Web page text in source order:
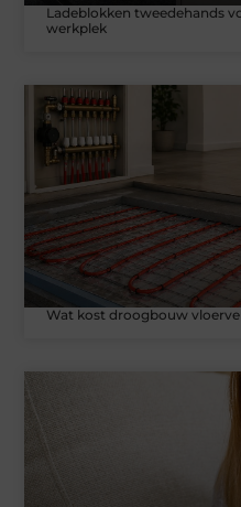
Ladeblokken tweedehands
werkplek
Wat kost droogbouw